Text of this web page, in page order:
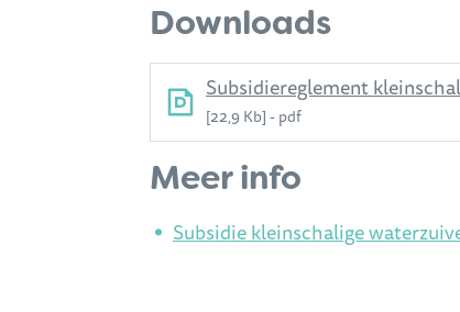
Downloads
Subsidiereglement
22,9 Kb pdf
Meer info
Subsidie kleinschalige